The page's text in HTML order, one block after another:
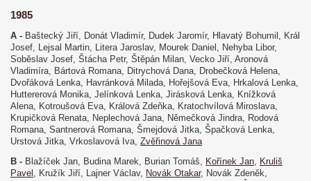
1985
A - Baštecký Jiří, Donát Vladimír, Dudek Jaromír, Hlavatý Bohumil, Král
Josef, Lejsal Martin, Litera Jaroslav, Mourek Daniel, Nehyba Libor,
Soběslav Josef, Štácha Petr, Štěpán Milan, Vecko Jiří, Aronová
Vladimíra, Bártová Romana, Ditrychová Dana, Drobečková Helena,
Dvořáková Lenka, Havránková Milada, Hořejšová Eva, Hrkalová Lenka,
Huttererová Monika, Jelínková Lenka, Jirásková Lenka, Knížková
Alena, Kotroušová Eva, Králová Zdeňka, Kratochvílová Miroslava,
Krupičková Renata, Neplechová Jana, Němečková Jindra, Rodová
Romana, Santnerová Romana, Šmejdová Jitka, Špačková Lenka,
Urstová Jitka, Vrkoslavová Iva, Zvěřinová Jana
B - Blažíček Jan, Budina Marek, Burian Tomáš, Kořínek Jan, Kruliš
Pavel , Kružík Jiří, Lajner Václav, Novák Otakar, Novák Zdeněk,